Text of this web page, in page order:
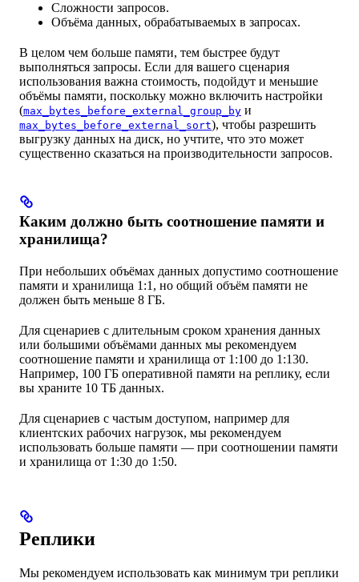
Сложности запросов.
Объёма данных, обрабатываемых в запросах.
В целом чем больше памяти, тем быстрее будут
выполняться запросы. Если для вашего сценария
использования важна стоимость, подойдут и меньшие
объёмы памяти, поскольку можно включить настройки
(max_bytes_before_external_group_by и
max_bytes_before_external_sort), чтобы разрешить
выгрузку данных на диск, но учтите, что это может
существенно сказаться на производительности запросов.
Каким должно быть соотношение памяти и
хранилища?
При небольших объёмах данных допустимо соотношение
памяти и хранилища 1:1, но общий объём памяти не
должен быть меньше 8 ГБ.
Для сценариев с длительным сроком хранения данных
или большими объёмами данных мы рекомендуем
соотношение памяти и хранилища от 1:100 до 1:130.
Например, 100 ГБ оперативной памяти на реплику, если
вы храните 10 ТБ данных.
Для сценариев с частым доступом, например для
клиентских рабочих нагрузок, мы рекомендуем
использовать больше памяти — при соотношении памяти
и хранилища от 1:30 до 1:50.
Реплики
Мы рекомендуем использовать как минимум три реплики